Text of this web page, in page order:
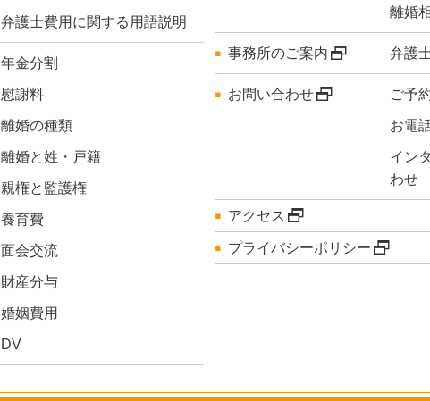
弁護士費用に関する用語説明
年金分割
慰謝料
離婚の種類
離婚と姓・戸籍
親権と監護権
養育費
面会交流
財産分与
婚姻費用
DV
離婚
事務所のご案内 弁護
お問い合わせ ご予
お電
イン
わせ
アクセス
プライバシーポリシー